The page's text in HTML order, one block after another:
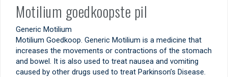
Motilium goedkoopste pil
Generic Motilium
Motilium Goedkoop. Generic Motilium is a medicine that
increases the movements or contractions of the stomach
and bowel. It is also used to treat nausea and vomiting
caused by other drugs used to treat Parkinson’s Disease.